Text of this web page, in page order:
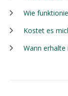
Wie
Kostet es
Wann erhalte